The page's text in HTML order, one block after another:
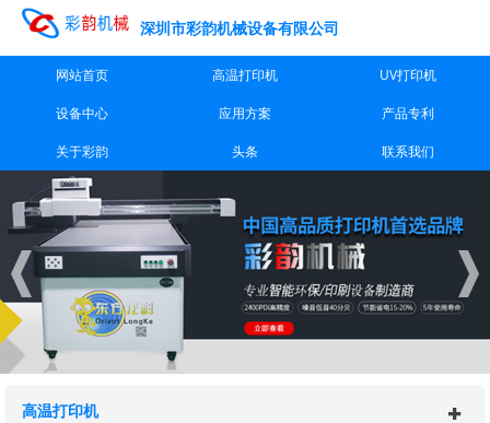
深圳市彩韵机械设备有限公司
网站首页 高温打印机 UV打印机
设备中心 应用方案 产品专利
关于彩韵 头条 联系我们
高温打印机